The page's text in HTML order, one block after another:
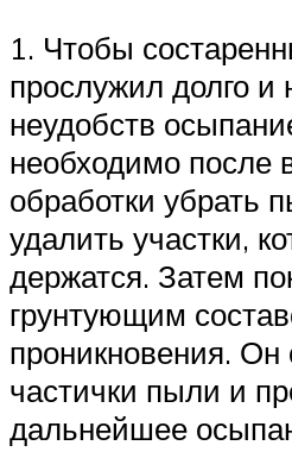
1. Чтобы
прослужил долго и
неудобств
необходимо после
обработки убрать
удалить участки,
держатся. Затем
грунтующим
проникновения. Он
частички пыли и
дальнейшее